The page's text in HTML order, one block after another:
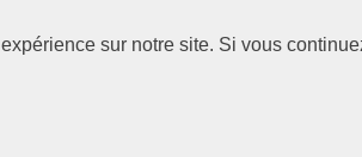
sur notre site. Si vous